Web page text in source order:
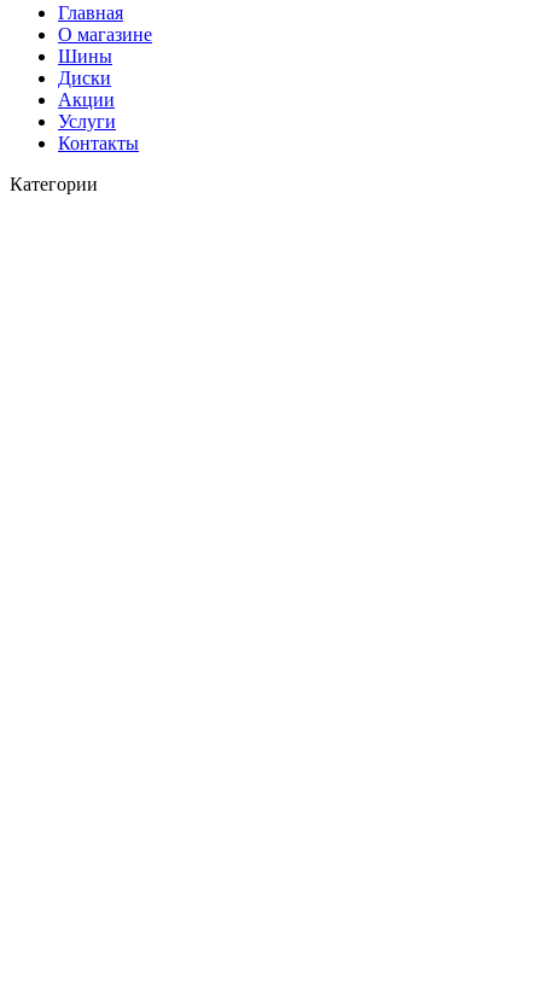
Главная
О магазине
Шины
Диски
Акции
Услуги
Контакты
Категории